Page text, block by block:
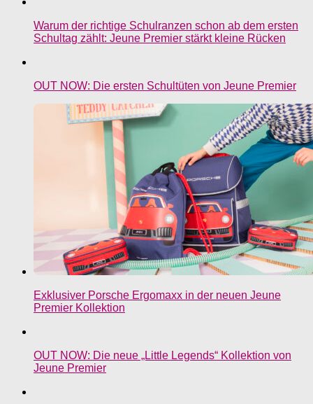
Warum der richtige Schulranzen schon ab dem ersten
Schultag zählt: Jeune Premier stärkt kleine Rücken
OUT NOW: Die ersten Schultüten von Jeune Premier
Exklusiver Porsche Ergomaxx in der neuen Jeune
Premier Kollektion
OUT NOW: Die neue „Little Legends“ Kollektion von
Jeune Premier